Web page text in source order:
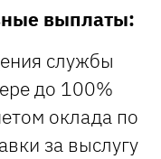
выплаты:
службы
до 100%
оклада по
за выслугу